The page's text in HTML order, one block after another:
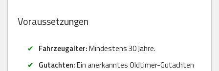
Voraussetzungen
Fahrzeugalter:Mindestens 30 Jahre.
Gutachten:Ein anerkanntes Oldtimer-Gutachten